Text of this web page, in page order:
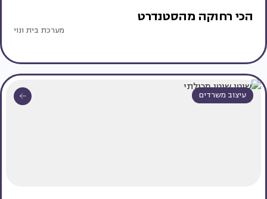
הכי רחוקה מהסטנדרט
מערכת בית ונוי
עיצוב משרדים